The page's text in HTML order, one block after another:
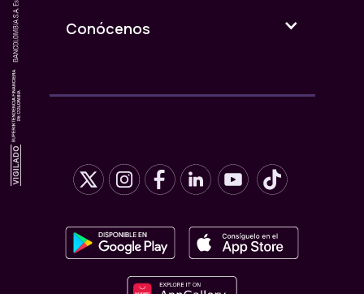
Conócenos